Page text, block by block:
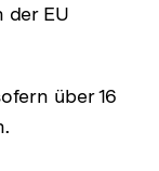
der EU
über 16